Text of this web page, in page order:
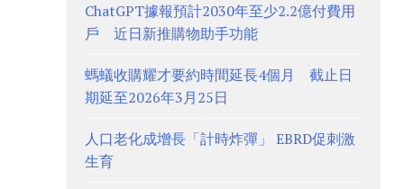
ChatGPT據報預計2030年至少2.2億付費用
戶 近日新推購物助手功能
螞蟻收購耀才要約時間延長4個月 截止日
期延至2026年3月25日
人口老化成增長「計時炸彈」 EBRD促刺激
生育